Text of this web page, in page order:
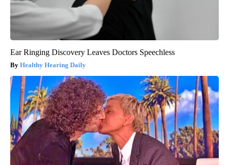
Ear Ringing Discovery Leaves Doctors Speechless
Healthy Hearing Daily